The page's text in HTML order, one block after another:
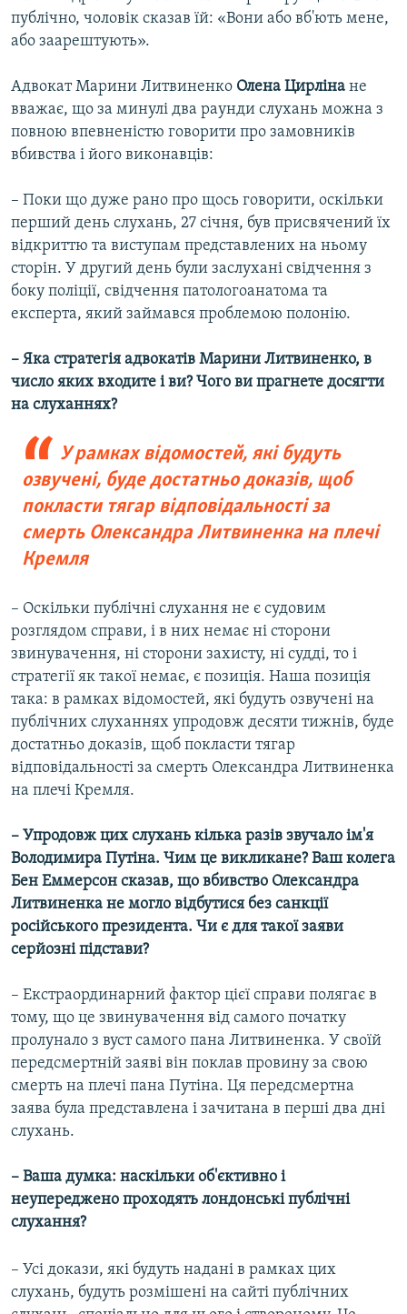
публічно, чоловік сказав їй: «Вони або вб'ють мене,
або заарештують».
Адвокат Марини Литвиненко Олена Цирліна не
вважає, що за минулі два раунди слухань можна з
повною впевненістю говорити про замовників
вбивства і його виконавців:
– Поки що дуже рано про щось говорити, оскільки
перший день слухань, 27 січня, був присвячений їх
відкриттю та виступам представлених на ньому
сторін. У другий день були заслухані свідчення з
боку поліції, свідчення патологоанатома та
експерта, який займався проблемою полонію.
– Яка стратегія адвокатів Марини Литвиненко, в
число яких входите і ви? Чого ви прагнете досягти
на слуханнях?
У рамках відомостей, які будуть
озвучені, буде достатньо доказів, щоб
покласти тягар відповідальності за
смерть Олександра Литвиненка на плечі
Кремля
– Оскільки публічні слухання не є судовим
розглядом справи, і в них немає ні сторони
звинувачення, ні сторони захисту, ні судді, то і
стратегії як такої немає, є позиція. Наша позиція
така: в рамках відомостей, які будуть озвучені на
публічних слуханнях упродовж десяти тижнів, буде
достатньо доказів, щоб покласти тягар
відповідальності за смерть Олександра Литвиненка
на плечі Кремля.
– Упродовж цих слухань кілька разів звучало ім'я
Володимира Путіна. Чим це викликане? Ваш колега
Бен Еммерсон сказав, що вбивство Олександра
Литвиненка не могло відбутися без санкції
російського президента. Чи є для такої заяви
серйозні підстави?
– Екстраординарний фактор цієї справи полягає в
тому, що це звинувачення від самого початку
пролунало з вуст самого пана Литвиненка. У своїй
передсмертній заяві він поклав провину за свою
смерть на плечі пана Путіна. Ця передсмертна
заява була представлена і зачитана в перші два дні
слухань.
– Ваша думка: наскільки об'єктивно і
неупереджено проходять лондонські публічні
слухання?
– Усі докази, які будуть надані в рамках цих
слухань, будуть розмішені на сайті публічних